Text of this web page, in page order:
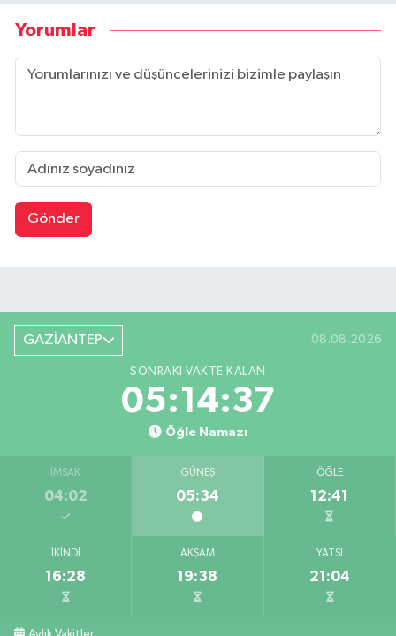
Yorumlar
Gönder
GAZİANTEP 08.08.2026
SONRAKI VAKTE KALAN
05:14:36
Öğle Namazı
İMSAK
04:02
GÜNEŞ
05:34
ÖĞLE
12:41
İKINDI
16:28
AKŞAM
19:38
YATSI
21:04